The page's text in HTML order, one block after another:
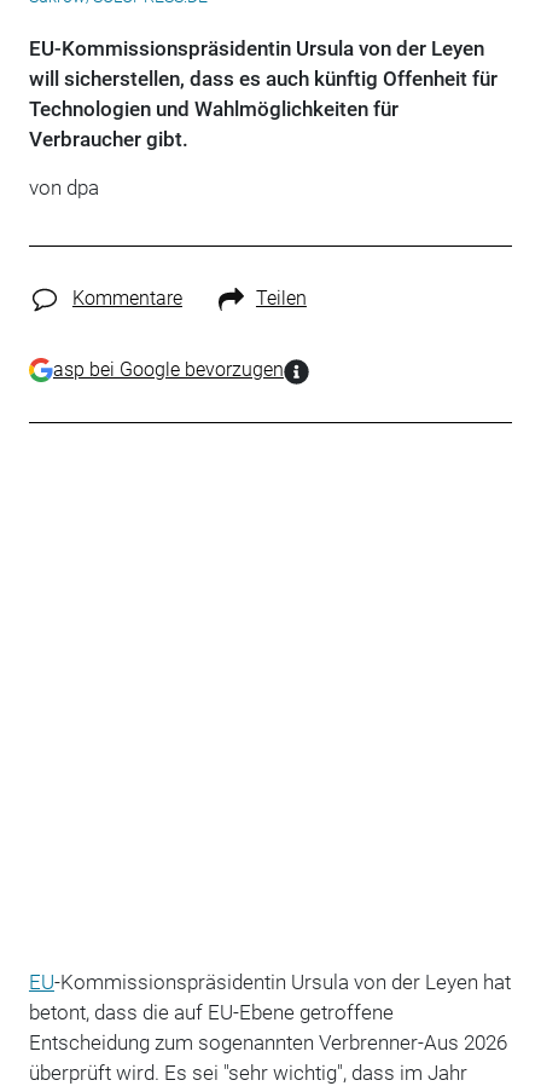
EU-Kommissionspräsidentin Ursula von der Leyen
will sicherstellen, dass es auch künftig Offenheit für
Technologien und Wahlmöglichkeiten für
Verbraucher gibt.
von dpa
Kommentare Teilen
asp bei Google bevorzugen
EU-Kommissionspräsidentin Ursula von der Leyen hat
betont, dass die auf EU-Ebene getroffene
Entscheidung zum sogenannten Verbrenner-Aus 2026
überprüft wird. Es sei "sehr wichtig", dass im Jahr